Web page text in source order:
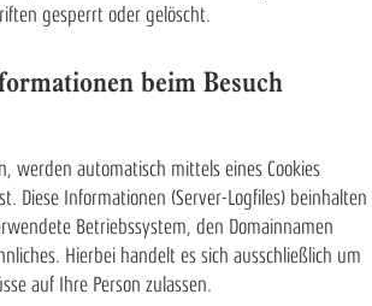
gesperrt oder gelöscht.
beim Besuch
werden automatisch mittels eines Cookies
Diese Informationen (Server-Logfiles) beinhalten
Betriebssystem, den Domainnamen
Hierbei handelt es sich ausschließlich um
auf Ihre Person zulassen.